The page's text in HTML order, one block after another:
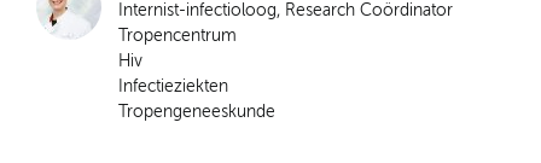
Internist-infectioloog, Research Coördinator
Tropencentrum
Hiv
Infectieziekten
Tropengeneeskunde